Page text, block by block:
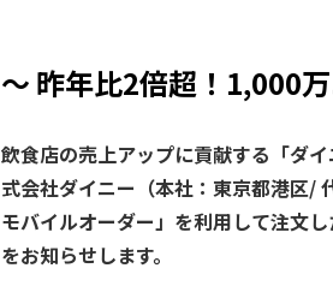
～ 昨年比2倍超！1,000
飲食店の売上アップに貢献する「ダ
式会社ダイニー（本社：東京都港区/
モバイルオーダー」を利用して注文
をお知らせします。